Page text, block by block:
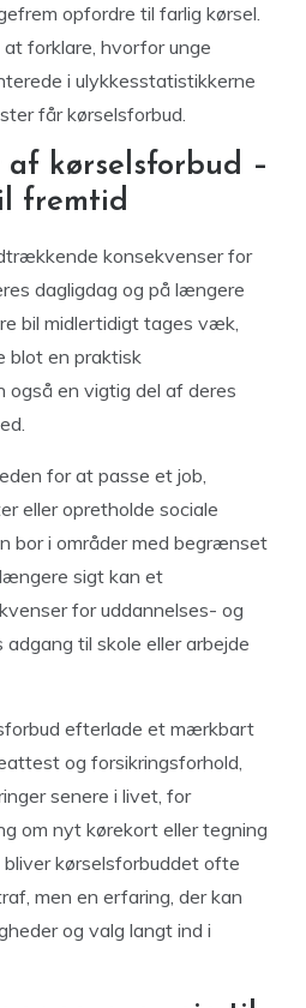
opfordre til farlig kørsel.
forklare, hvorfor unge
i ulykkesstatistikkerne
får kørselsforbud.
af kørselsforbud –
fremtid
konsekvenser for
dagligdag og på længere
bil midlertidigt tages væk,
blot en praktisk
også en vigtig del af deres
for at passe et job,
eller opretholde sociale
bor i områder med begrænset
sigt kan et
for uddannelses- og
adgang til skole eller arbejde
efterlade et mærkbart
og forsikringsforhold,
senere i livet, for
om nyt kørekort eller tegning
kørselsforbuddet ofte
men en erfaring, der kan
og valg langt ind i